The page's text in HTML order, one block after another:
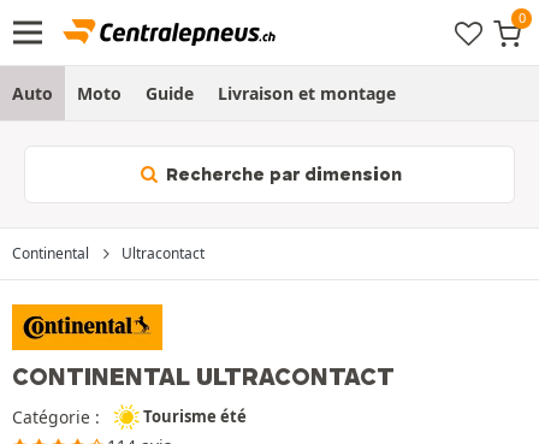
Auto Moto Guide Livraison et montage
Recherche par dimension
Continental Ultracontact
CONTINENTAL ULTRACONTACT
Catégorie : Tourisme été